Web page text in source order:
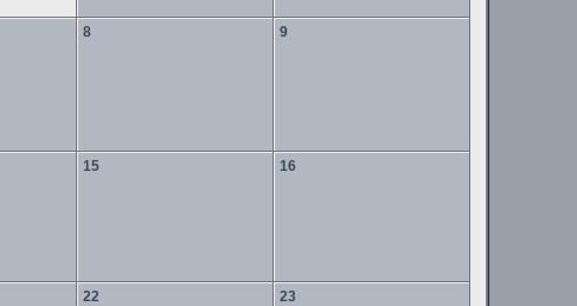
8 9
15 16
22 23